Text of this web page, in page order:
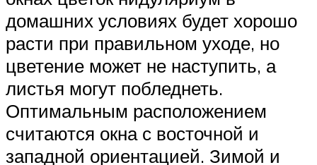
домашних условиях будет хорошо
расти при правильном уходе, но
цветение может не наступить, а
листья могут побледнеть.
Оптимальным расположением
считаются окна с восточной и
западной ориентацией. Зимой и